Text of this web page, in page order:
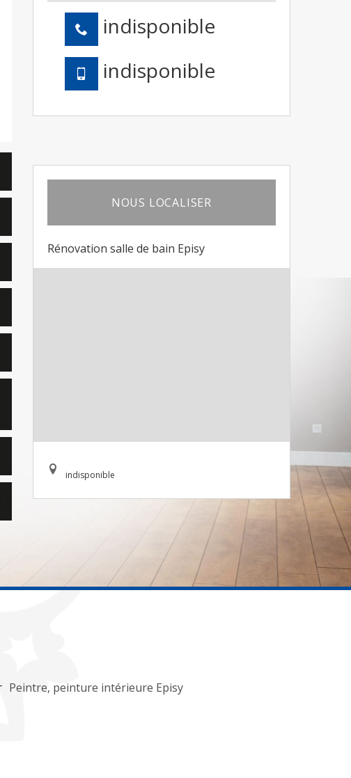
indisponible
indisponible
NOUS LOCALISER
Rénovation salle de bain Episy
indisponible
Peintre, peinture intérieure Episy